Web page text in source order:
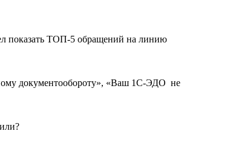
показать ТОП-5 обращений на линию
документообороту», «Ваш 1С-ЭДО не